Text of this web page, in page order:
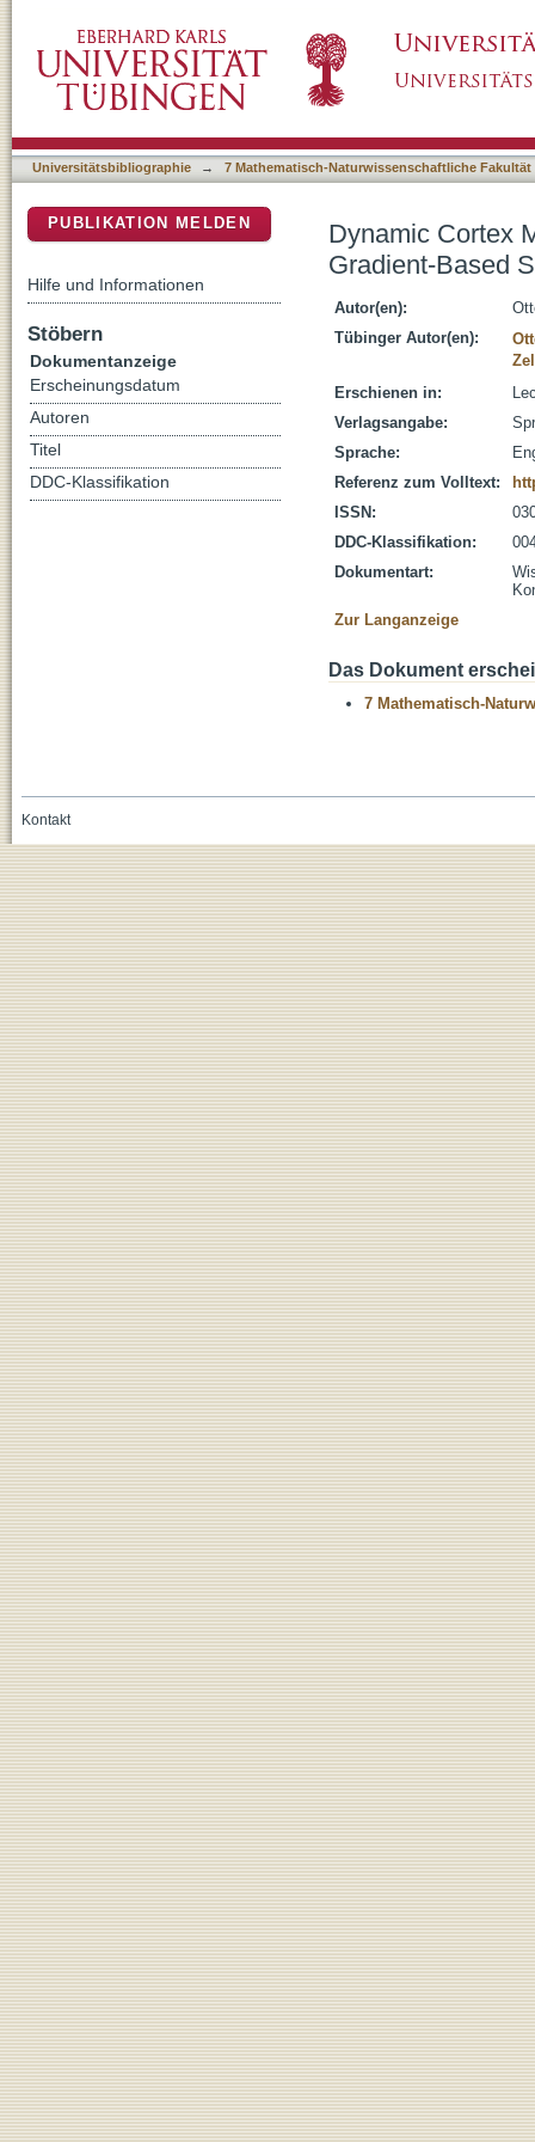
Learning
Universitätsbibliographie → 7 Mathematisch-Naturwissenschaftliche Fakultät
Dynamic Cortex
Gradient-Based
Autor(en):
Tübinger Autor(en):
Erschienen in:
Verlagsangabe:
Sprache:
Referenz zum Volltext:
ISSN:
DDC-Klassifikation:
Dokumentart:
Zur Langanzeige
Das Dokument
7 Mathematisch-
PUBLIKATION MELDEN
Hilfe und Informationen
Stöbern
Dokumentanzeige
Erscheinungsdatum
Autoren
Titel
DDC-Klassifikation
Kontakt